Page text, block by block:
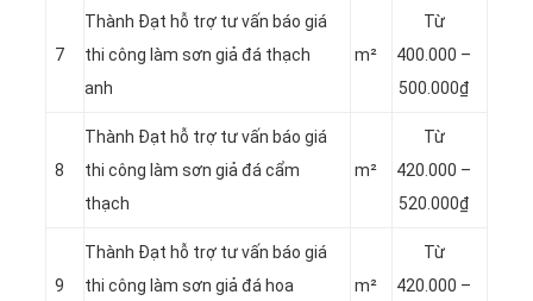
7
Thành Đạt hỗ trợ tư vấn báo giá
thi công làm sơn giả đá thạch
anh
m²
Từ
400.000 –
500.000₫
8
Thành Đạt hỗ trợ tư vấn báo giá
thi công làm sơn giả đá cẩm
thạch
m²
Từ
420.000 –
520.000₫
9
Thành Đạt hỗ trợ tư vấn báo giá
thi công làm sơn giả đá hoa
m²
Từ
420.000 –